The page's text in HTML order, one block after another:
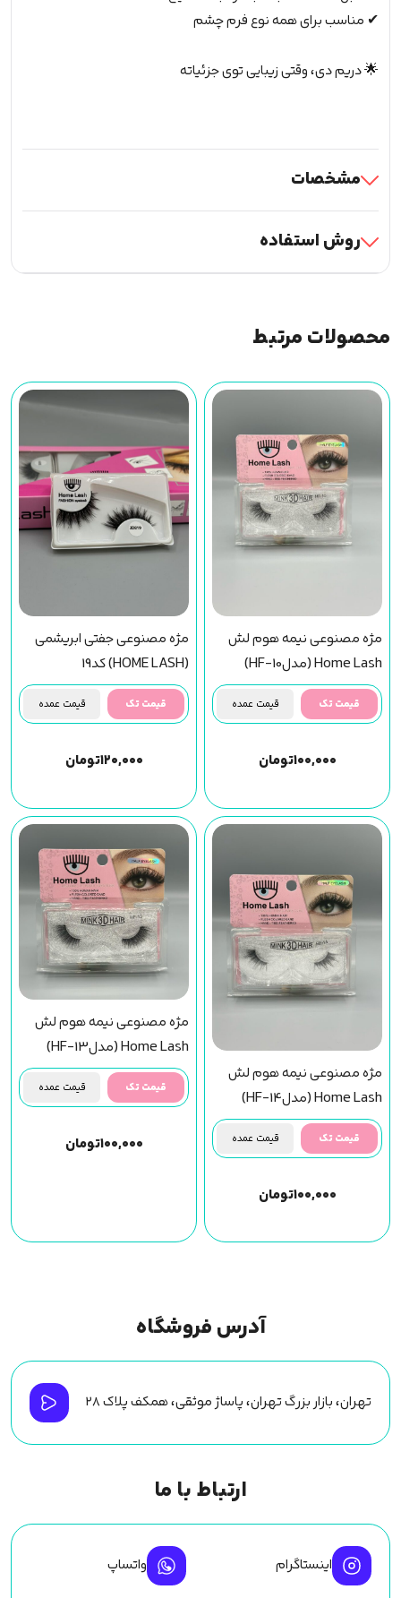
✔ مناسب برای همه نوع فرم چشم
🌟 دریم دی، وقتی زیبایی توی جزئیاته
مشخصات
روش استفاده
محصولات مرتبط
مژه مصنوعی نیمه هوم لش
Home Lash (مدلHF-10)
قیمت تک قیمت عمده
۱۰۰,۰۰۰تومان
مژه مصنوعی جفتی ابریشمی
(HOME LASH) کد19
قیمت تک قیمت عمده
۱۲۰,۰۰۰تومان
مژه مصنوعی نیمه هوم لش
Home Lash (مدلHF-14)
قیمت تک قیمت عمده
۱۰۰,۰۰۰تومان
مژه مصنوعی نیمه هوم لش
Home Lash (مدلHF-13)
قیمت تک قیمت عمده
۱۰۰,۰۰۰تومان
آدرس فروشگاه
تهران، بازار بزرگ تهران، پاساژ موثقی، همکف پلاک ۲۸
ارتباط با ما
اینستاگرام واتساپ